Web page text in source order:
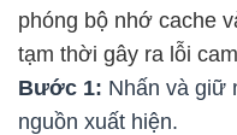
phóng bộ nhớ cache
tạm thời gây ra lỗi
Bước 1: Nhấn và giữ
nguồn xuất hiện.